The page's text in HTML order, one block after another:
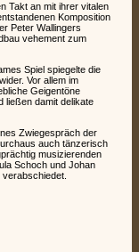
Takt an mit ihrer vitalen
Komposition
Peter Wallingers
vehement zum
Spiel spiegelte die
Vor allem im
Geigentöne
ließen damit delikate
Zwiegespräch der
auch tänzerisch
musizierenden
Schoch und Johan